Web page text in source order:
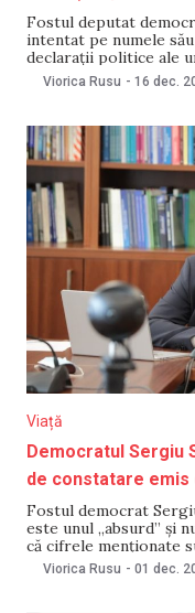
Fostul deputat
intentat pe numele
declarații politice ale
facebook, Sîrbu
Viorica Rusu - 16 dec.
Viață
Democratul Sergiu
de constatare emis
Fostul democrat
este unul „absurd” și
că cifrele menționate
conturi ale familiei,
Viorica Rusu - 01 dec.